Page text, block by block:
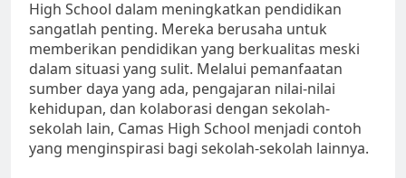
High School dalam meningkatkan pendidikan
sangatlah penting. Mereka berusaha untuk
memberikan pendidikan yang berkualitas meski
dalam situasi yang sulit. Melalui pemanfaatan
sumber daya yang ada, pengajaran nilai-nilai
kehidupan, dan kolaborasi dengan sekolah-
sekolah lain, Camas High School menjadi contoh
yang menginspirasi bagi sekolah-sekolah lainnya.